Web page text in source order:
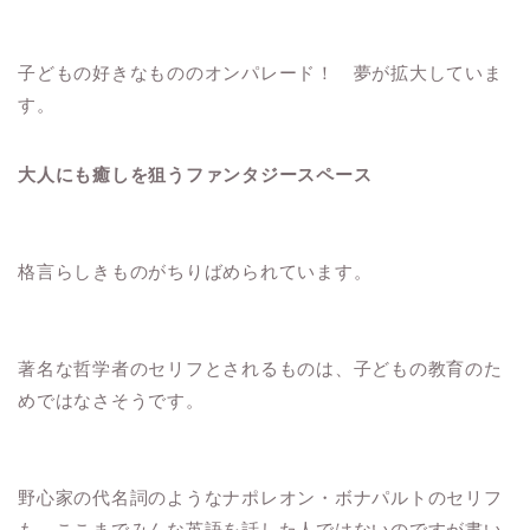
子どもの好きなもののオンパレード！ 夢が拡大していま
す。
大人にも癒しを狙うファンタジースペース
格言らしきものがちりばめられています。
著名な哲学者のセリフとされるものは、子どもの教育のた
めではなさそうです。
野心家の代名詞のようなナポレオン・ボナパルトのセリフ